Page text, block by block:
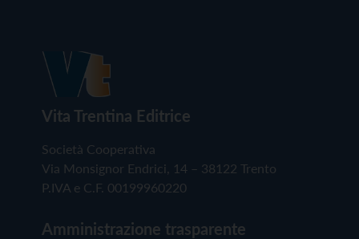
Vita Trentina Editrice
Società Cooperativa
Via Monsignor Endrici, 14 – 38122 Trento
P.IVA e C.F. 00199960220
Amministrazione trasparente